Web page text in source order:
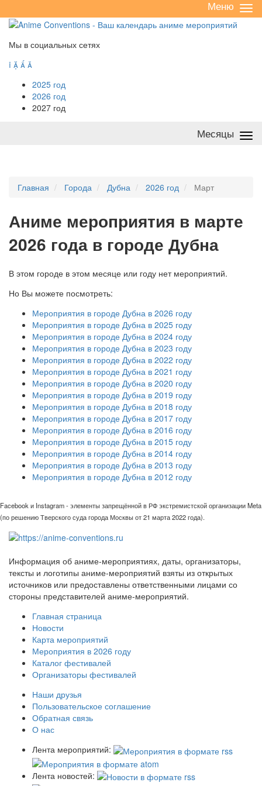
/
Меню
Мы в социальных сетях
   
2025 год
2026 год
2027 год
Месяцы
Главная Города Дубна 2026 год Март
Аниме мероприятия в марте
2026 года в городе Дубна
В этом городе в этом месяце или году нет мероприятий.
Но Вы можете посмотреть:
Мероприятия в городе Дубна в 2026 году
Мероприятия в городе Дубна в 2025 году
Мероприятия в городе Дубна в 2024 году
Мероприятия в городе Дубна в 2023 году
Мероприятия в городе Дубна в 2022 году
Мероприятия в городе Дубна в 2021 году
Мероприятия в городе Дубна в 2020 году
Мероприятия в городе Дубна в 2019 году
Мероприятия в городе Дубна в 2018 году
Мероприятия в городе Дубна в 2017 году
Мероприятия в городе Дубна в 2016 году
Мероприятия в городе Дубна в 2015 году
Мероприятия в городе Дубна в 2014 году
Мероприятия в городе Дубна в 2013 году
Мероприятия в городе Дубна в 2012 году
Facebook и Instagram - элементы запрещённой в РФ экстремистской организации Meta
(по решению Тверского суда города Москвы от 21 марта 2022 года).
Информация об аниме-мероприятиях, даты, организаторы,
тексты и логотипы аниме-мероприятий взяты из открытых
источников или предоставлены ответственными лицами со
стороны представителей аниме-мероприятий.
Главная страница
Новости
Карта мероприятий
Мероприятия в 2026 году
Каталог фестивалей
Организаторы фестивалей
Наши друзья
Пользовательское соглашение
Обратная связь
О нас
Лента мероприятий:
Лента новостей: